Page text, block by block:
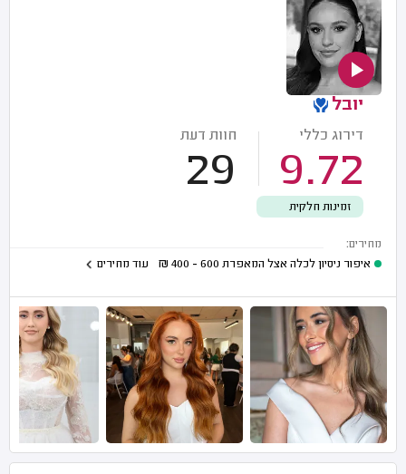
יובל
דירוג כללי
9.72
חוות דעת
29
זמינות חלקית
מחירים:
איפור ניסיון לכלה אצל המאפרת 600 - 400
₪ עוד מחירים